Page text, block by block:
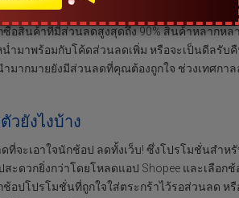
โปรโมชั่นต้อนรับเทศกาล Black Friday ซึ่งจะ
อสินค้าที่มีส่วนลดสูงสุดถึง 90% สินค้าหลากหล
ำมาพร้อมกับโค้ดส่วนลดเพิ่ม หรือจะเป็นดีลรับ
ากมายยังมีส่วนลดที่คุณต้องถูกใจ ช่วงเทศกาล
วยังไงบ้าง
ที่จะเอาใจนักช้อป ลดทั้งเว็บ! ซึ่งโปรโมชั่นสำห
ะดวกยิ่งกว่าโดยโหลดแอป Shopee และเลือ
ปโปรโมชั่นที่ถูกใจใส่ตระกร้าไว้รอส่วนลด ห